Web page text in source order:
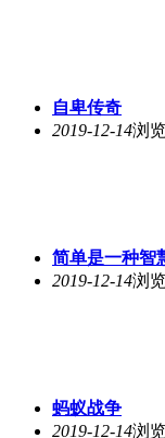
自卑传奇
2019-12-14浏
简单是一种智
2019-12-14浏
蚂蚁战争
2019-12-14浏